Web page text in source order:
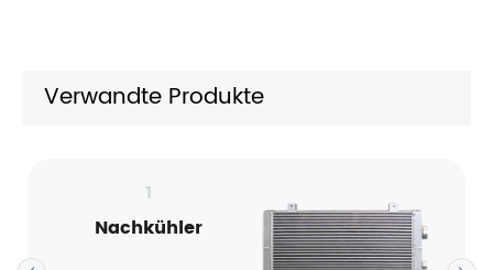
Verwandte Produkte
1
Nachkühler